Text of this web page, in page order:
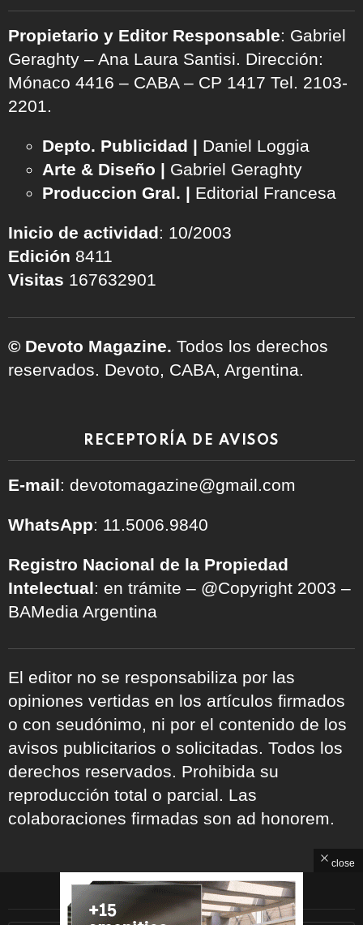
Propietario y Editor Responsable: Gabriel
Geraghty – Ana Laura Santisi. Dirección:
Mónaco 4416 – CABA – CP 1417 Tel. 2103-
2201.
Depto. Publicidad | Daniel Loggia
Arte & Diseño | Gabriel Geraghty
Produccion Gral. | Editorial Francesa
Inicio de actividad: 10/2003
Edición 8411
Visitas 167632901
© Devoto Magazine. Todos los derechos
reservados. Devoto, CABA, Argentina.
RECEPTORÍA DE AVISOS
E-mail: devotomagazine@gmail.com
WhatsApp: 11.5006.9840
Registro Nacional de la Propiedad
Intelectual: en trámite – @Copyright 2003 –
BAMedia Argentina
El editor no se responsabiliza por las
opiniones vertidas en los artículos firmados
o con seudónimo, ni por el contenido de los
avisos publicitarios o solicitadas. Todos los
derechos reservados. Prohibida su
reproducción total o parcial. Las
colaboraciones firmadas son ad honorem.
ARCHIVOS
close